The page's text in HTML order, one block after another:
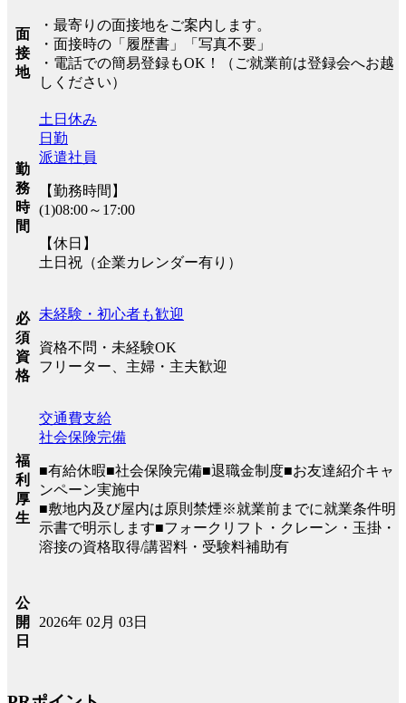
面
接
地
・最寄りの面接地をご案内します。
・面接時の「履歴書」「写真不要」
・電話での簡易登録もOK！（ご就業前は登録会へお越
しください）
勤
務
時
間
土日休み
日勤
派遣社員
【勤務時間】
(1)08:00～17:00
【休日】
土日祝（企業カレンダー有り）
必
須
資
格
未経験・初心者も歓迎
資格不問・未経験OK
フリーター、主婦・主夫歓迎
福
利
厚
生
交通費支給
社会保険完備
■有給休暇■社会保険完備■退職金制度■お友達紹介キャ
ンペーン実施中
■敷地内及び屋内は原則禁煙※就業前までに就業条件明
示書で明示します■フォークリフト・クレーン・玉掛・
溶接の資格取得/講習料・受験料補助有
公
開
日
2026年 02月 03日